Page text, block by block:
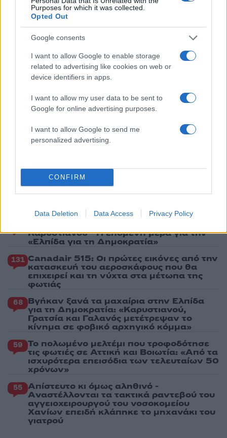
Purposes for which it was collected.
Opted Out
Google consents
I want to allow Google to enable storage
related to advertising like cookies on web or
device identifiers in apps.
I want to allow my user data to be sent to
Google for online advertising purposes.
I want to allow Google to send me
personalized advertising.
CONFIRM
Data Deletion Data Access Privacy Policy
οδηγός του φορτηγού κατέγραψε τη
σύγκρουση
Marfin: Η 46χρονη πήρε προθεσμία για να
απολογηθεί την Τρίτη – «Είναι αθώα,
συμμετείχε στη διαδήλωση όπως και
100.000 άτομα»
Σίντνεϊ Τάουλ: Πέθανε σε ηλικία 26 ετών η
σταρ του TikTok – Kατέγραφε τη ζωή της
Μεταφορές χρημάτων: Πότε μπορεί να
θεωρηθούν δωρεές και να επιβληθεί φόρος
– Τι ισχυεί για τις γονικές παροχές
Κυψέλη: «Δεν μπορώ να το πιστέψω» –
Λέσβο
Καρυστιανού - Η επόμενη μέρα για την
«Ελπίδα για τη Δημοκρατία»
131 Canadair 515: Οι πρώτες εικόνες από την
κατασκευή του αεροσκάφους που θα
επιχειρεί και τη νύχτα στα μέτωπα της
φωτιάς
68 Βγήκαν ξανά τα μαχαίρια στην Ελπίδα
για τη Δημοκρατία: «Καρυστιανού,
Γρατσία και Γαλανός μετέτρεψαν το
κίνημα σε φοβικό αρχηγικό κόμμα»
59 Το πολωμένο μελτέμι που τροφοδότησε
τις φωτιές σε Αττική και Βοιωτία: «Από τα
ισχυρότερα επεισόδια των τελευταίων 50
χρόνων»
55 Απίστευτο κι όμως αληθινό -
Aναστέλλονται τα τακτικά ραντεβού του
αγγειοχειρουργού του νοσοκομείου
Χανίων επειδή κλάπηκε το μηχανάκι του
γιατρού